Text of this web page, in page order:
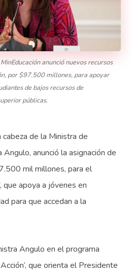
MinEducación anunció nuevos recursos
por $97.500 millones, para apoyar
de bajos recursos de
públicas.
cabeza de la Ministra de
Angulo, anunció la asignación de
mil millones, para el
que apoya a jóvenes en
para que accedan a la
Angulo en el programa
que orienta el Presidente